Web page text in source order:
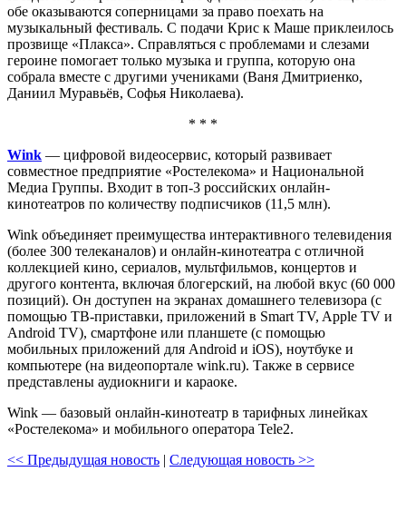
обе оказываются соперницами за право поехать на
музыкальный фестиваль. С подачи Крис к Маше приклеилось
прозвище «Плакса». Справляться с проблемами и слезами
героине помогает только музыка и группа, которую она
собрала вместе с другими учениками (Ваня Дмитриенко,
Даниил Муравьёв, Софья Николаева).
* * *
Wink — цифровой видеосервис, который развивает
совместное предприятие «Ростелекома» и Национальной
Медиа Группы. Входит в топ-3 российских онлайн-
кинотеатров по количеству подписчиков (11,5 млн).
Wink объединяет преимущества интерактивного телевидения
(более 300 телеканалов) и онлайн-кинотеатра с отличной
коллекцией кино, сериалов, мультфильмов, концертов и
другого контента, включая блогерский, на любой вкус (60 000
позиций). Он доступен на экранах домашнего телевизора (с
помощью ТВ-приставки, приложений в Smart TV, Apple TV и
Android TV), смартфоне или планшете (с помощью
мобильных приложений для Android и iOS), ноутбуке и
компьютере (на видеопортале wink.ru). Также в сервисе
представлены аудиокниги и караоке.
Wink — базовый онлайн-кинотеатр в тарифных линейках
«Ростелекома» и мобильного оператора Tele2.
<< Предыдущая новость | Следующая новость >>